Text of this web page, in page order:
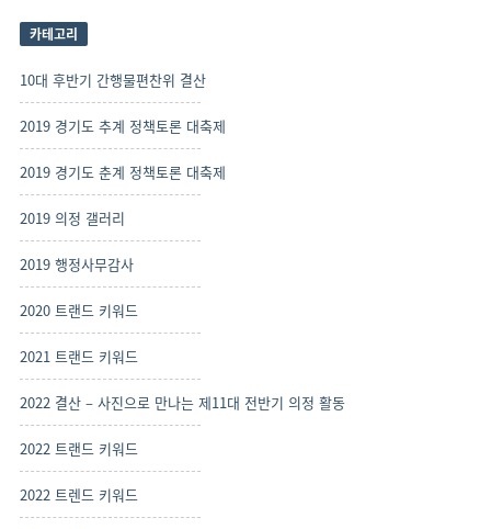
보
기
카테고리
10대 후반기 간행물편찬위 결산
2019 경기도 추계 정책토론 대축제
2019 경기도 춘계 정책토론 대축제
2019 의정 갤러리
2019 행정사무감사
2020 트랜드 키워드
2021 트랜드 키워드
2022 결산 – 사진으로 만나는 제11대 전반기 의정 활동
2022 트랜드 키워드
2022 트렌드 키워드